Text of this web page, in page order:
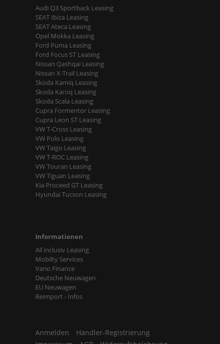
Audi Q3 Sportback Leasing
SEAT Ibiza Leasing
SEAT Ateca Leasing
Opel Mokka Leasing
Ford Puma Leasing
Ford Focus ST Leasing
Nissan Qashqai Leasing
Nissan X-Trail Leasing
Skoda Kamiq Leasing
Skoda Karoq Leasing
Skoda Scala Leasing
Cupra Formentor Leasing
Cupra Leon ST Leasing
VW T-Cross Leasing
VW Polo Leasing
VW Taigo Leasing
VW T-ROC Leasing
VW Touran Leasing
VW Tiguan Leasing
Kia Proceed GT Leasing
Hyundai Tucson Leasing
Informationen
All inclusiv Leasing
Mobilty Services
Vario Finance
Deutsche Neuwagen
EU Neuwagen
Reimport - Infos
Anmelden
Händler-Registrierung